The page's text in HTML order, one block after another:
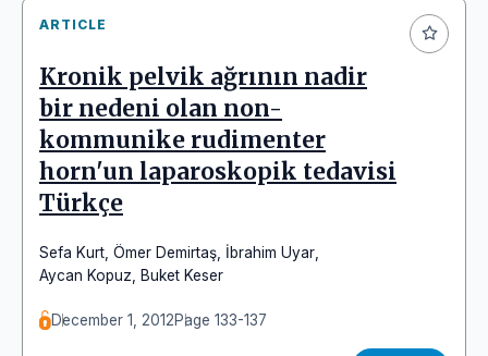
ARTICLE
Kronik pelvik ağrının nadir
bir nedeni olan non-
kommunike rudimenter
horn'un laparoskopik tedavisi
Türkçe
Sefa Kurt Ömer Demirtaş İbrahim Uyar
Aycan Kopuz
Buket Keser
December 1, 2012Page 133-137